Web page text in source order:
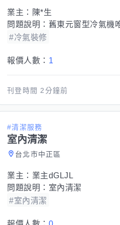
業主：
陳*生
問題說明： 舊東元窗型冷氣機
#冷氣裝修
報價人數： 1
刊登時間 2分鐘前
#清潔服務
室內清潔
台北市中正區
業主： 業主dGLJL
問題說明： 室內清潔
#室內清潔